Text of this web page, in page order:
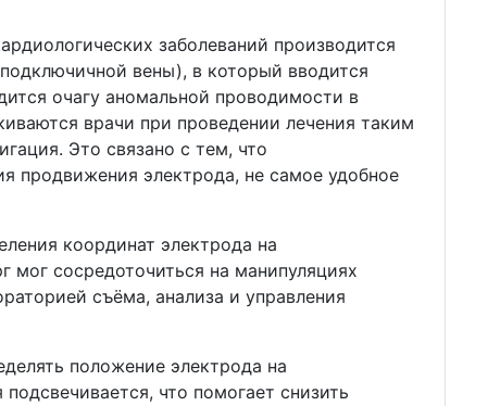
заболеваний производится
вены), в который вводится
очагу аномальной проводимости в
врачи при проведении лечения таким
Это связано с тем, что
продвижения электрода, не самое удобное
координат электрода на
сосредоточиться на манипуляциях
съёма, анализа и управления
положение электрода на
что помогает снизить